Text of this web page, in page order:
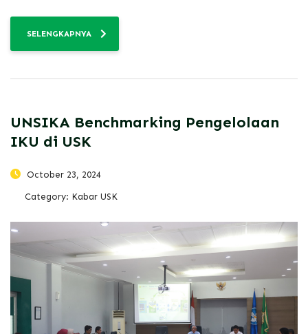
SELENGKAPNYA
UNSIKA Benchmarking Pengelolaan
IKU di USK
October 23, 2024
Category: Kabar USK